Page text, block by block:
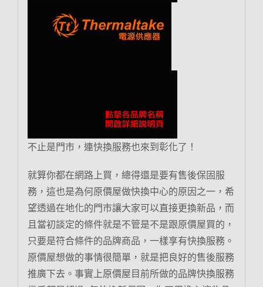
不止是門市，連快換服務也來到彰化了！
就算你都在網路上買，總得還是要有售後保固服
務，這也是為何原價屋做快換中心的原因之一，希
望透過在地化的門市讓大家可以直接更換新品，而
且當初談定的條件就是不管是不是跟原價屋買的，
只要是符合條件的品牌商品，一樣享有快換服務。
原價屋想做的事情很簡單，就是把良好的售後服務
推廣下去。事實上原價屋目前所做的品牌快換服務